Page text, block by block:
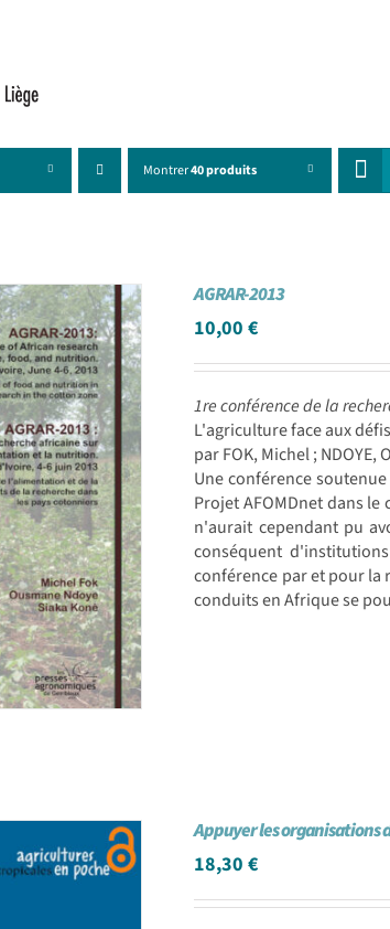
Montrer40 produits
AGRAR-2013
10,00€
1re conférence de la
L'agriculture face aux
par FOK, Michel ; NDOYE,
Une conférence
Projet AFOMDnet dans
n'aurait cependant pu
conséquent
conférence par et pour la
conduits en Afrique se
Appuyer les organisations
18,30€